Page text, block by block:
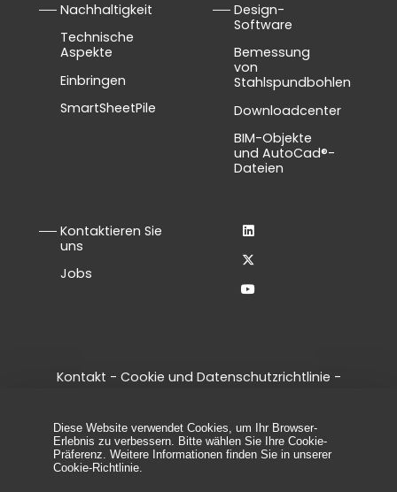
Nachhaltigkeit
Technische
Aspekte
Einbringen
SmartSheetPile
Design-
Software
Bemessung
von
Stahlspundbohlen
Downloadcenter
BIM-Objekte
und AutoCad®-
Dateien
Kontaktieren Sie
uns
Jobs
Kontakt - Cookie und Datenschutzrichtlinie -
© 2026 - Alle Rechte vorbehalten, ArcelorMittal
Spundwand
Diese Website verwendet Cookies, um Ihr Browser-
Erlebnis zu verbessern. Bitte wählen Sie Ihre Cookie-
Präferenz. Weitere Informationen finden Sie in unserer
Cookie-Richtlinie